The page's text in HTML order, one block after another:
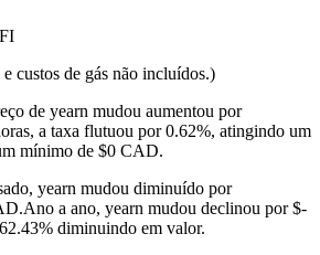
como garantia
custos de gás não incluídos.)
de yearn mudou aumentou por
a taxa flutuou por 0.62%, atingindo um
mínimo de $0 CAD.
yearn mudou diminuído por
Ano a ano, yearn mudou declinou por $-
diminuindo em valor.